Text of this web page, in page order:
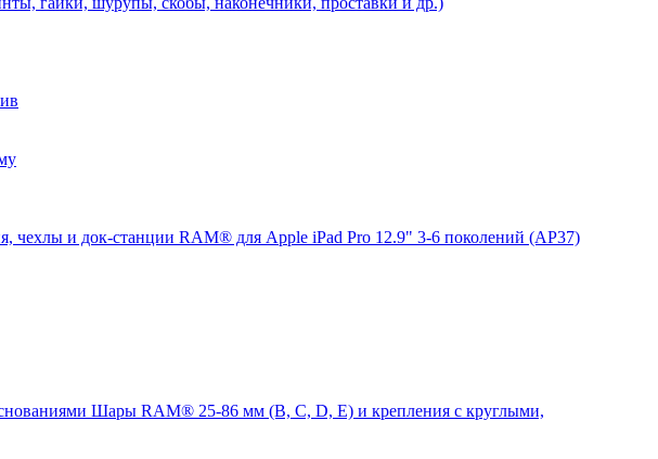
чехлы и док-станции RAM® для Apple iPad Pro 12.9" 3-6 поколений (AP37)
Шары RAM® 25-86 мм (B, C, D, E) и крепления с круглыми,